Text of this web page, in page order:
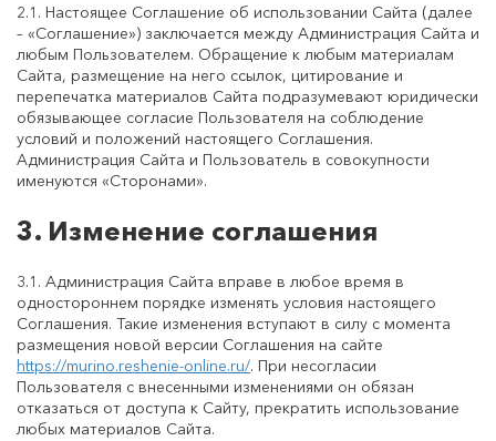
2.1. Настоящее Соглашение об использовании Сайта (далее
– «Соглашение») заключается между Администрация Сайта и
любым Пользователем. Обращение к любым материалам
Сайта, размещение на него ссылок, цитирование и
перепечатка материалов Сайта подразумевают юридически
обязывающее согласие Пользователя на соблюдение
условий и положений настоящего Соглашения.
Администрация Сайта и Пользователь в совокупности
именуются «Сторонами».
3. Изменение соглашения
3.1. Администрация Сайта вправе в любое время в
одностороннем порядке изменять условия настоящего
Соглашения. Такие изменения вступают в силу с момента
размещения новой версии Соглашения на сайте
https://murino.reshenie-online.ru/. При несогласии
Пользователя с внесенными изменениями он обязан
отказаться от доступа к Сайту, прекратить использование
любых материалов Сайта.